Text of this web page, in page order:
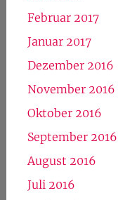
Februar 2017
Januar 2017
Dezember 2016
November 2016
Oktober 2016
September 2016
August 2016
Juli 2016